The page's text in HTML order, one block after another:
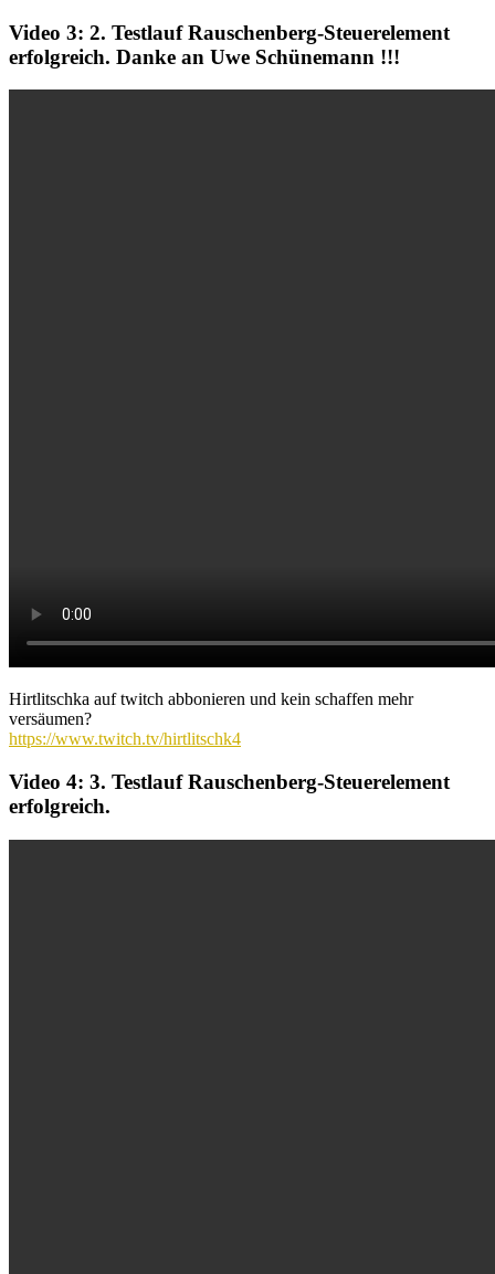
Video 3: 2. Testlauf Rauschenberg-Steuerelement
erfolgreich. Danke an Uwe Schünemann !!!
Hirtlitschka auf twitch abbonieren und kein schaffen mehr
versäumen?
https://www.twitch.tv/hirtlitschk4
Video 4: 3. Testlauf Rauschenberg-Steuerelement
erfolgreich.